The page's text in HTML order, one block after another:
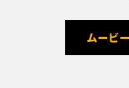
ムービ